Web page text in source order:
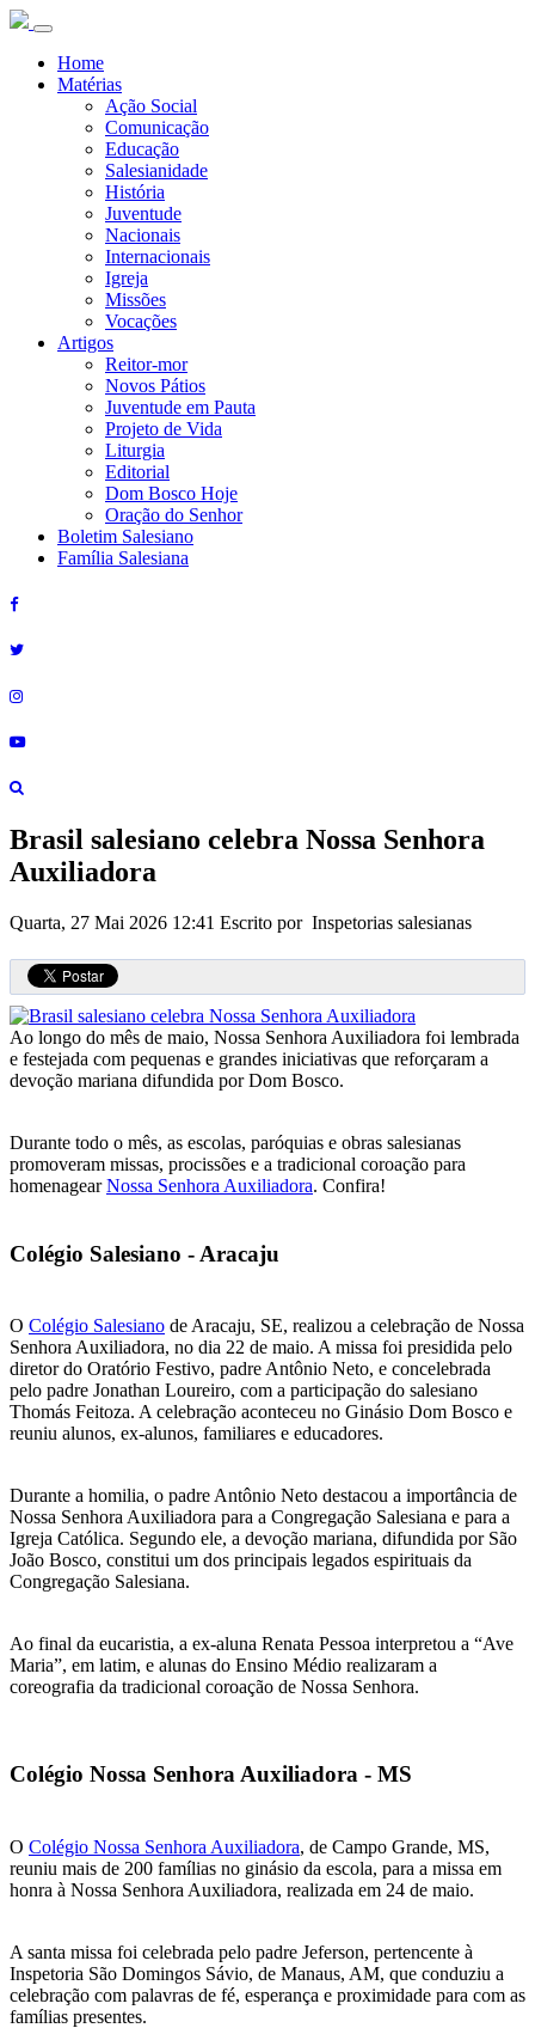
Home
Matérias
Ação Social
Comunicação
Educação
Salesianidade
História
Juventude
Nacionais
Internacionais
Igreja
Missões
Vocações
Artigos
Reitor-mor
Novos Pátios
Juventude em Pauta
Projeto de Vida
Liturgia
Editorial
Dom Bosco Hoje
Oração do Senhor
Boletim Salesiano
Família Salesiana
Brasil salesiano celebra Nossa Senhora
Auxiliadora
Quarta, 27 Mai 2026 12:41 Escrito por Inspetorias salesianas
Ao longo do mês de maio, Nossa Senhora Auxiliadora foi lembrada
e festejada com pequenas e grandes iniciativas que reforçaram a
devoção mariana difundida por Dom Bosco.
Durante todo o mês, as escolas, paróquias e obras salesianas
promoveram missas, procissões e a tradicional coroação para
homenagearNossa Senhora Auxiliadora. Confira!
Colégio Salesiano - Aracaju
O Colégio Salesiano de Aracaju, SE, realizou a celebração de Nossa
Senhora Auxiliadora, no dia 22 de maio. A missa foi presidida pelo
diretor do Oratório Festivo, padre Antônio Neto, e concelebrada
pelo padre Jonathan Loureiro, com a participação do salesiano
Thomás Feitoza. A celebração aconteceu no Ginásio Dom Bosco e
reuniu alunos, ex-alunos, familiares e educadores.
Durante a homilia, o padre Antônio Neto destacou a importância de
Nossa Senhora Auxiliadora para a Congregação Salesiana e para a
Igreja Católica. Segundo ele, a devoção mariana, difundida por São
João Bosco, constitui um dos principais legados espirituais da
Congregação Salesiana.
Ao final da eucaristia, a ex-aluna Renata Pessoa interpretou a “Ave
Maria”, em latim, e alunas do Ensino Médio realizaram a
coreografia da tradicional coroação de Nossa Senhora.
Colégio Nossa Senhora Auxiliadora - MS
O Colégio Nossa Senhora Auxiliadora, de Campo Grande, MS,
reuniu mais de 200 famílias no ginásio da escola, para a missa em
honra à Nossa Senhora Auxiliadora, realizada em 24 de maio.
A santa missa foi celebrada pelo padre Jeferson, pertencente à
Inspetoria São Domingos Sávio, de Manaus, AM, que conduziu a
celebração com palavras de fé, esperança e proximidade para com as
famílias presentes.